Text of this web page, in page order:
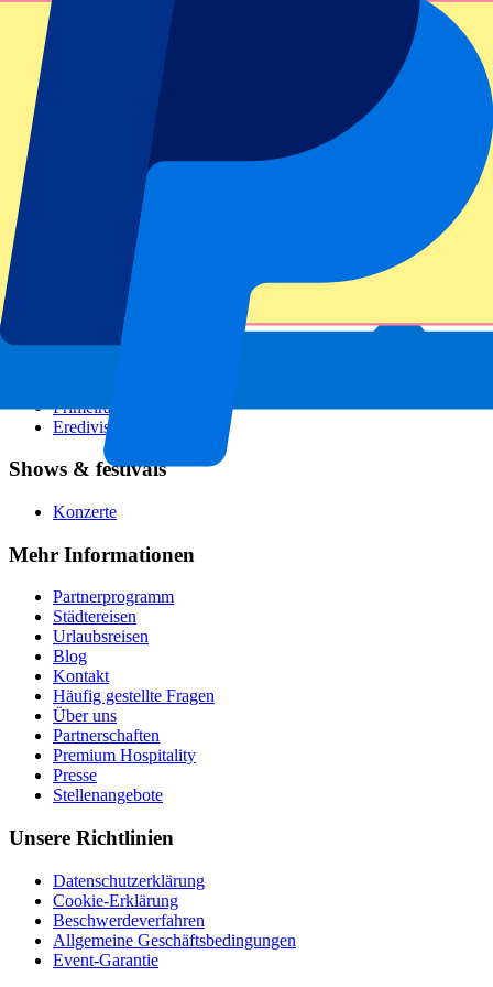
Alle Sportarten
Fußballligen
Champions League
Premier League
Serie A
Primeira Liga
Eredivisie
Shows & festivals
Konzerte
Mehr Informationen
Partnerprogramm
Städtereisen
Urlaubsreisen
Blog
Kontakt
Häufig gestellte Fragen
Über uns
Partnerschaften
Premium Hospitality
Presse
Stellenangebote
Unsere Richtlinien
Datenschutzerklärung
Cookie-Erklärung
Beschwerdeverfahren
Allgemeine Geschäftsbedingungen
Event-Garantie